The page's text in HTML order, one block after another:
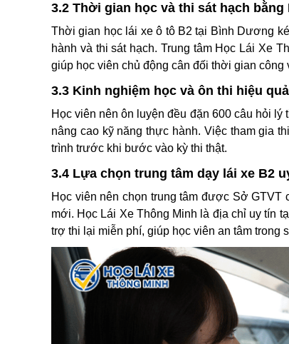
3.2 Thời gian học và thi sát hạch bằng
Thời gian học lái xe ô tô B2 tại Bình Dương
hành và thi sát hạch. Trung tâm Học Lái Xe
giúp học viên chủ động cân đối thời gian công
3.3 Kinh nghiệm học và ôn thi hiệu quả
Học viên nên ôn luyện đều đặn 600 câu hỏi
nâng cao kỹ năng thực hành. Việc tham gia
trình trước khi bước vào kỳ thi thật.
3.4 Lựa chọn trung tâm dạy lái xe B2
Học viên nên chọn trung tâm được Sở GTVT
mới. Học Lái Xe Thông Minh là địa chỉ uy tín
trợ thi lại miễn phí, giúp học viên an tâm trong